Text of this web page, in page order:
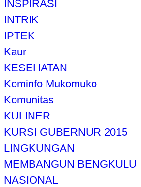
INSPIRASI
INTRIK
IPTEK
Kaur
KESEHATAN
Kominfo Mukomuko
Komunitas
KULINER
KURSI GUBERNUR 2015
LINGKUNGAN
MEMBANGUN BENGKULU
NASIONAL